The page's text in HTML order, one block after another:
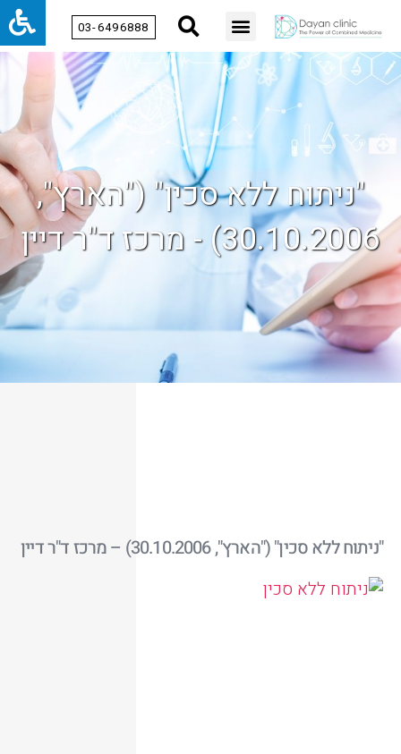
03-6496888
"ניתוח ללא סכין" ("הארץ",
30.10.2006) - מרכז ד"ר דיין
"ניתוח ללא סכין" ("הארץ", 30.10.2006) – מרכז ד"ר דיין